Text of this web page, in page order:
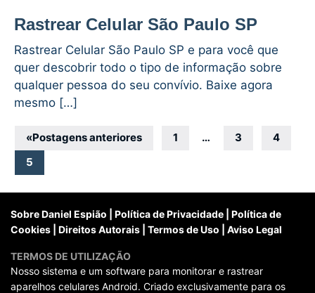
Rastrear Celular São Paulo SP
Rastrear Celular São Paulo SP e para você que
quer descobrir todo o tipo de informação sobre
qualquer pessoa do seu convívio. Baixe agora
mesmo […]
Navegação
por
posts
«Postagens anteriores 1 … 3
4
5
Sobre Daniel Espião Política de Privacidade
Política de
Cookies
Direitos Autorais Termos de Uso Aviso Legal
TERMOS DE UTILIZAÇÃO
Nosso sistema e um software para monitorar e rastrear
aparelhos celulares Android. Criado exclusivamente para os